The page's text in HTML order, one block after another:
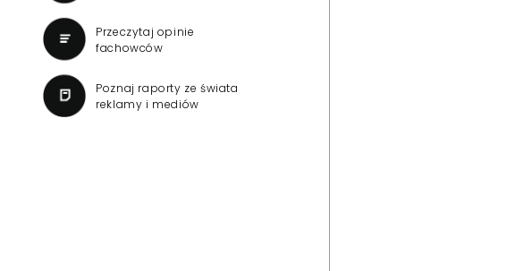
Przeczytaj opinie
fachowców
Poznaj raporty ze świata
reklamy i mediów